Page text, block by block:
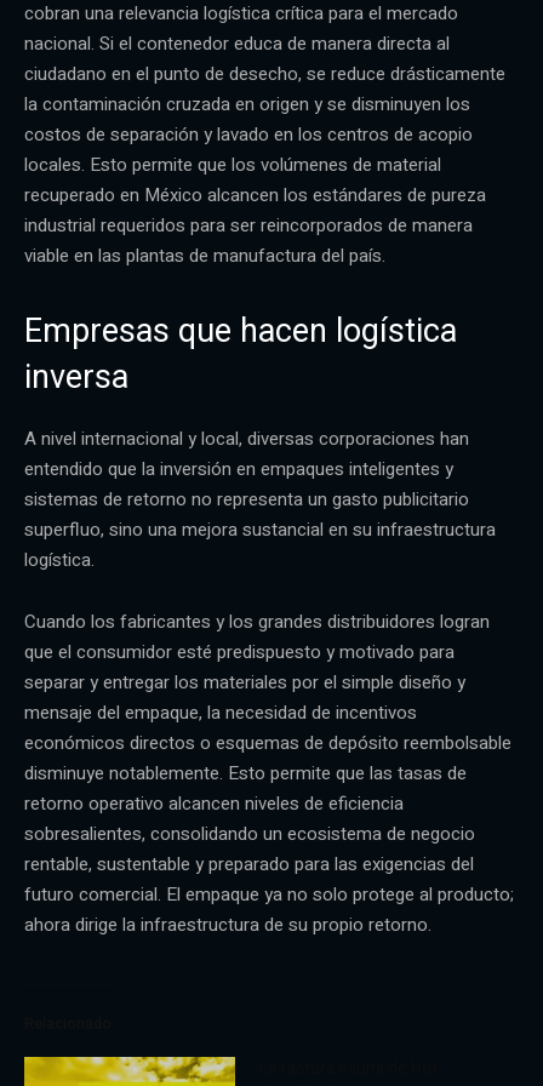
cobran una relevancia logística crítica para el mercado
nacional. Si el contenedor educa de manera directa al
ciudadano en el punto de desecho, se reduce drásticamente
la contaminación cruzada en origen y se disminuyen los
costos de separación y lavado en los centros de acopio
locales. Esto permite que los volúmenes de material
recuperado en México alcancen los estándares de pureza
industrial requeridos para ser reincorporados de manera
viable en las plantas de manufactura del país.
Empresas que hacen logística
inversa
A nivel internacional y local, diversas corporaciones han
entendido que la inversión en empaques inteligentes y
sistemas de retorno no representa un gasto publicitario
superfluo, sino una mejora sustancial en su infraestructura
logística.
Cuando los fabricantes y los grandes distribuidores logran
que el consumidor esté predispuesto y motivado para
separar y entregar los materiales por el simple diseño y
mensaje del empaque, la necesidad de incentivos
económicos directos o esquemas de depósito reembolsable
disminuye notablemente. Esto permite que las tasas de
retorno operativo alcancen niveles de eficiencia
sobresalientes, consolidando un ecosistema de negocio
rentable, sustentable y preparado para las exigencias del
futuro comercial. El empaque ya no solo protege al producto;
ahora dirige la infraestructura de su propio retorno.